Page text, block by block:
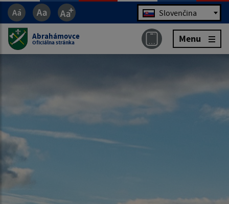
Jazyk Slovenčina
Abrahámovce
Oficiálna stránka Menu